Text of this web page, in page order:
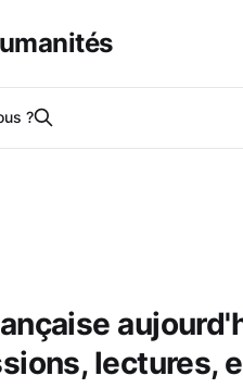
?
lectures,